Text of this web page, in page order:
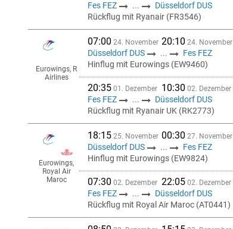
Fes FEZ ...
Düsseldorf DUS
Rückflug mit Ryanair (FR3546)
07:00 24. November 20:10 24. November
Düsseldorf DUS ...
Fes FEZ
Hinflug mit Eurowings (EW9460)
20:35 01. Dezember 10:30 02. Dezember
Fes FEZ ...
Düsseldorf DUS
Rückflug mit Ryanair UK (RK2773)
Eurowings, R
Airlines
18:15 25. November 00:30 27. November
Düsseldorf DUS ...
Fes FEZ
Hinflug mit Eurowings (EW9824)
07:30 02. Dezember 22:05 02. Dezember
Fes FEZ ...
Düsseldorf DUS
Rückflug mit Royal Air Maroc (AT0441)
Eurowings,
Royal Air
Maroc